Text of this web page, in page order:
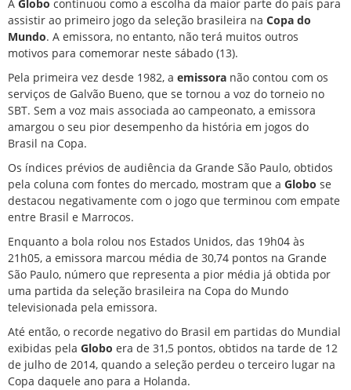
A Globo continuou como a escolha da maior parte do país para
assistir ao primeiro jogo da seleção brasileira na Copa do
Mundo. A emissora, no entanto, não terá muitos outros
motivos para comemorar neste sábado (13).
Pela primeira vez desde 1982, a emissora não contou com os
serviços de Galvão Bueno, que se tornou a voz do torneio no
SBT. Sem a voz mais associada ao campeonato, a emissora
amargou o seu pior desempenho da história em jogos do
Brasil na Copa.
Os índices prévios de audiência da Grande São Paulo, obtidos
pela coluna com fontes do mercado, mostram que a Globo se
destacou negativamente com o jogo que terminou com empate
entre Brasil e Marrocos.
Enquanto a bola rolou nos Estados Unidos, das 19h04 às
21h05, a emissora marcou média de 30,74 pontos na Grande
São Paulo, número que representa a pior média já obtida por
uma partida da seleção brasileira na Copa do Mundo
televisionada pela emissora.
Até então, o recorde negativo do Brasil em partidas do Mundial
exibidas pela Globo era de 31,5 pontos, obtidos na tarde de 12
de julho de 2014, quando a seleção perdeu o terceiro lugar na
Copa daquele ano para a Holanda.